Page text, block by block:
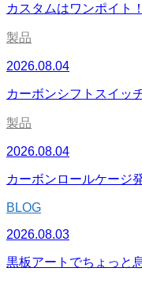
カスタムはワンポイト！
製品
2026.08.04
カーボンシフトスイッ
製品
2026.08.04
カーボンロールケージ
BLOG
2026.08.03
黒板アートでちょっと